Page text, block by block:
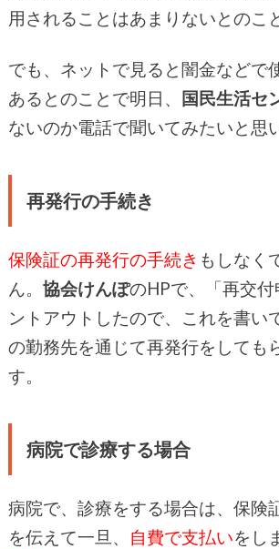
用されることはあまりないとのこ
でも、ネットで見ると闇金などで
あるとのことで明日、
国民生活セ
ないのか電話で聞いてみたいと思
再発行の手続き
保険証の再発行の手続き もしなく
ん。 協会けんぽのHPで、「再交付
ントアウトしたので、これを書い
の勤務先を通じて再発行をしても
す。
病院で診療する場合
病院で、診療をする場合は、保険
を伝えて一旦、 自費で支払いをし